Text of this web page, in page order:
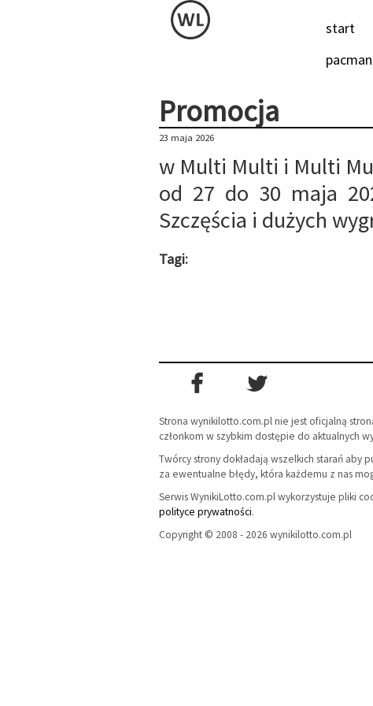
start
pacman
Promocja
23 maja 2026
w Multi Multi i Multi
od 27 do 30 maja
Szczęścia i dużych
Tagi:
Strona wynikilotto.com.pl nie jest oficjalną
członkom w szybkim dostępie do aktualnych
Twórcy strony dokładają wszelkich starań
za ewentualne błędy, która każdemu z nas
Serwis WynikiLotto.com.pl wykorzystuje pliki
polityce prywatności.
Copyright © 2008 - 2026 wynikilotto.com.pl